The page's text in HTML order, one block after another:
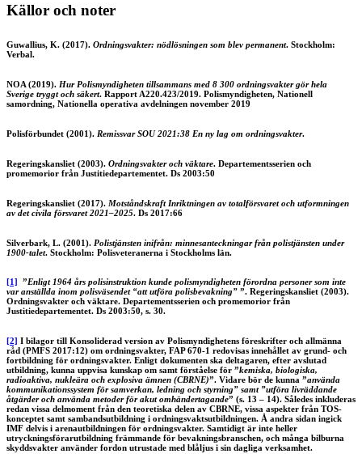
Källor och noter
Guwallius, K. (2017). Ordningsvakter: nödlösningen som blev permanent. Stockholm:
Verbal.
NOA (2019). Hur Polismyndigheten tillsammans med 8 300 ordningsvakter gör hela
Sverige tryggt och säkert. Rapport A220.423/2019. Polismyndigheten, Nationell
samordning, Nationella operativa avdelningen november 2019
Polisförbundet (2001). Remissvar SOU 2021:38 En ny lag om ordningsvakter.
Regeringskansliet (2003). Ordningsvakter och väktare. Departementsserien och
promemorior från Justitiedepartementet. Ds 2003:50
Regeringskansliet (2017). Motståndskraft Inriktningen av totalförsvaret och utformningen
av det civila försvaret 2021–2025. Ds 2017:66
Silverbark, L. (2001). Polistjänsten inifrån: minnesanteckningar från polistjänsten under
1900-talet. Stockholm: Polisveteranerna i Stockholms län.
[1] ”Enligt 1964 års polisinstruktion kunde polismyndigheten förordna personer som inte
var anställda inom polisväsendet “att utföra polisbevakning” ”. Regeringskansliet (2003).
Ordningsvakter och väktare. Departementsserien och promemorior från
Justitiedepartementet. Ds 2003:50, s. 30.
[2] I bilagor till Konsoliderad version av Polismyndighetens föreskrifter och allmänna
råd (PMFS 2017:12) om ordningsvakter, FAP 670-1 redovisas innehållet av grund- och
fortbildning för ordningsvakter. Enligt dokumenten ska deltagaren, efter avslutad
utbildning, kunna uppvisa kunskap om samt förståelse för ”kemiska, biologiska,
radioaktiva, nukleära och explosiva ämnen (CBRNE)”. Vidare bör de kunna ”använda
kommunikationssystem för samverkan, ledning och styrning” samt ”utföra livräddande
åtgärder och använda metoder för akut omhändertagande” (s. 13 – 14). Således inkluderas
redan vissa delmoment från den teoretiska delen av CBRNE, vissa aspekter från TOS-
konceptet samt sambandsutbildning i ordningsvaktsutbildningen. Å andra sidan ingick
IMF delvis i arenautbildningen för ordningsvakter. Samtidigt är inte heller
utryckningsförarutbildning främmande för bevakningsbranschen, och många bilburna
skyddsvakter använder fordon utrustade med blåljus i sin dagliga verksamhet.